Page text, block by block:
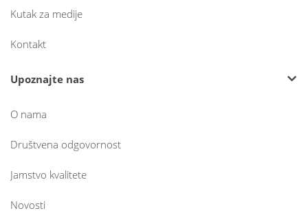
Kutak za medije
Kontakt
Upoznajte nas
O nama
Društvena odgovornost
Jamstvo kvalitete
Novosti